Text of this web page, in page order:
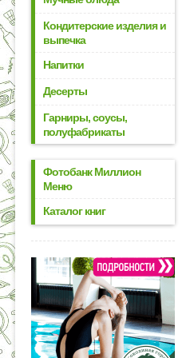
Кондитерские изделия и
выпечка
Напитки
Десерты
Гарниры, соусы,
полуфабрикаты
Фотобанк Миллион
Меню
Каталог книг